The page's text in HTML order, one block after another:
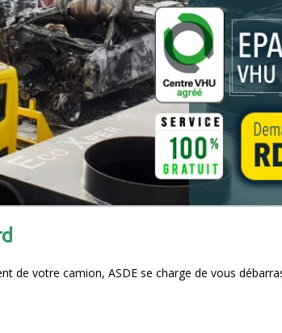
de votre camion, ASDE se charge de vous